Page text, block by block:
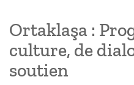
Ortaklaşa :
culture, de
soutien